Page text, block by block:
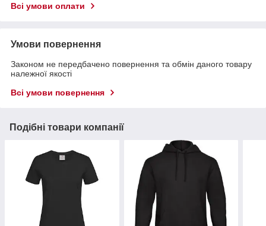
Всі умови оплати
Умови повернення
Законом не передбачено повернення та обмін даного товару
належної якості
Всі умови повернення
Подібні товари компанії